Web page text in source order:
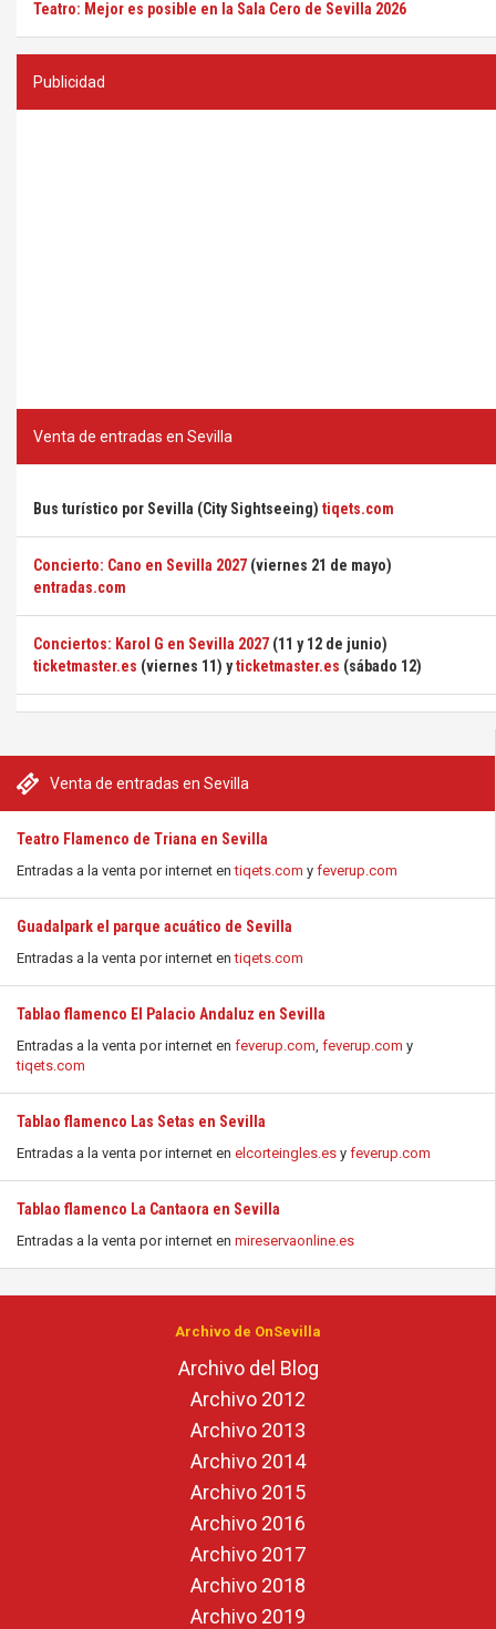
Venta de entradas en Sevilla
Teatro Flamenco de Triana en Sevilla
Entradas a la venta por internet entiqets.com y feverup.com
Guadalpark el parque acuático de Sevilla
Entradas a la venta por internet entiqets.com
Tablao flamenco El Palacio Andaluz en Sevilla
Entradas a la venta por internet en feverup.com, feverup.com y
tiqets.com
Tablao flamenco Las Setas en Sevilla
Entradas a la venta por internet en elcorteingles.es y feverup.com
Tablao flamenco La Cantaora en Sevilla
Entradas a la venta por internet en mireservaonline.es
Teatro: Mejor es posible en la Sala Cero de Sevilla 2026
Publicidad
Venta de entradas en Sevilla
Bus turístico por Sevilla (City Sightseeing) tiqets.com
Concierto: Cano en Sevilla 2027 (viernes 21 de mayo)
entradas.com
Conciertos: Karol G en Sevilla 2027 (11 y 12 de junio)
ticketmaster.es (viernes 11) yticketmaster.es (sábado 12)
Archivo de OnSevilla
Archivo del Blog
Archivo 2012
Archivo 2013
Archivo 2014
Archivo 2015
Archivo 2016
Archivo 2017
Archivo 2018
Archivo 2019